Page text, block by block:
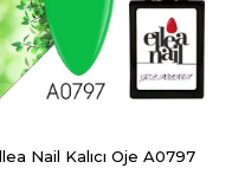
Nail Kalıcı Oje A0797